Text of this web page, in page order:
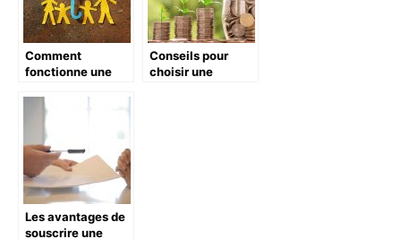
Comment
fonctionne une
Conseils pour
choisir une
Les avantages de
souscrire une